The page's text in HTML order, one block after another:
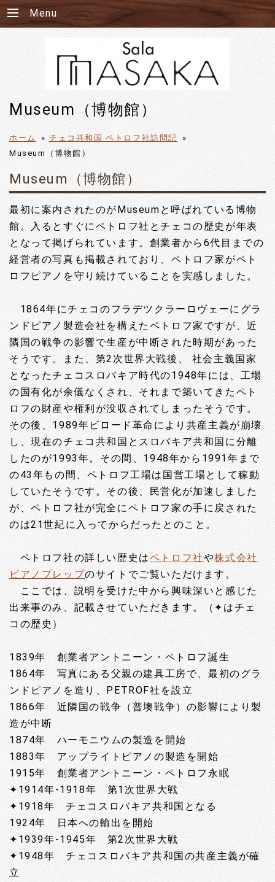
Menu
Museum（博物館）
ホーム » チェコ共和国 ペトロフ社訪問記
»
Museum（博物館）
Museum（博物館）
最初に案内されたのがMuseumと呼ばれている博物
館。入るとすぐにペトロフ社とチェコの歴史が年表
となって掲げられています。創業者から6代目までの
経営者の写真も掲載されており、ペトロフ家がペト
ロフピアノを守り続けていることを実感しました。
1864年にチェコのフラデツクラーロヴェーにグラ
ンドピアノ製造会社を構えたペトロフ家ですが、近
隣国の戦争の影響で生産が中断された時期があった
そうです。また、第2次世界大戦後、 社会主義国家
となったチェコスロバキア時代の1948年には、工場
の国有化が余儀なくされ、それまで築いてきたペト
ロフの財産や権利が没収されてしまったそうです。
その後、1989年ビロード革命により共産主義が崩壊
し、現在のチェコ共和国とスロバキア共和国に分離
したのが1993年。その間、1948年から1991年まで
の43年もの間、ペトロフ工場は国営工場として稼動
していたそうです。その後、民営化が加速しました
が、ペトロフ社が完全にペトロフ家の手に戻された
のは21世紀に入ってからだったとのこと。
ペトロフ社の詳しい歴史はペトロフ社や株式会社
ピアノプレップのサイトでご覧いただけます。
ここでは、説明を受けた中から興味深いと感じた
出来事のみ、記載させていただきます。（✦はチェ
コの歴史）
1839年 創業者アントニーン・ペトロフ誕生
1864年 写真にある父親の建具工房で、最初のグラ
ンドピアノを造り、PETROF社を設立
1866年 近隣国の戦争（普墺戦争）の影響により製
造が中断
1874年 ハーモニウムの製造を開始
1883年 アップライトピアノの製造を開始
1915年 創業者アントニーン・ペトロフ永眠
✦1914年-1918年 第1次世界大戦
✦1918年 チェコスロバキア共和国となる
1924年 日本への輸出を開始
✦1939年-1945年 第2次世界大戦
✦1948年 チェコスロバキア共和国の共産主義が確
立